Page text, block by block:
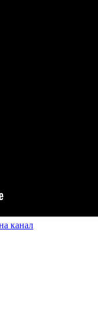
канал